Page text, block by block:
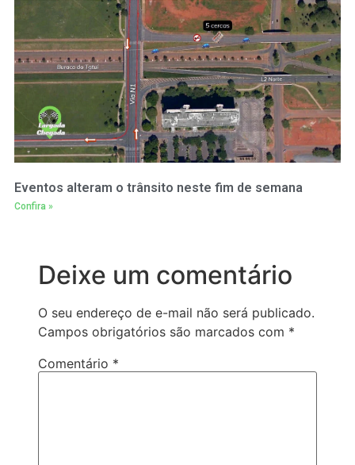
Eventos alteram o trânsito neste fim de semana
Confira »
Deixe um comentário
O seu endereço de e-mail não será publicado.
Campos obrigatórios são marcados com *
Comentário *